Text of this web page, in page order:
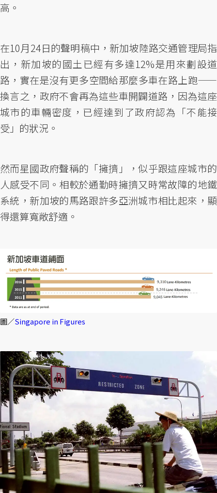
高。
在10月24日的聲明稿中，新加坡陸路交通管理局指
出，新加坡的國土已經有多達12%是用來劃設道
路，實在是沒有更多空間給那麼多車在路上跑——
換言之，政府不會再為這些車開闢道路，因為這座
城市的車輛密度，已經達到了政府認為「不能接
受」的狀況。
然而星國政府聲稱的「擁擠」，似乎跟這座城市的
人感受不同。相較於通勤時擁擠又時常故障的地鐵
系統，新加坡的馬路跟許多亞洲城市相比起來，顯
得還算寬敞舒適。
圖／Singapore in Figures